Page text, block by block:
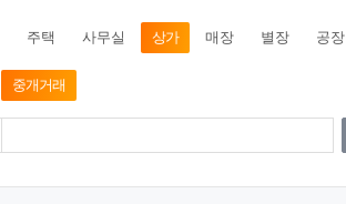
주택 사무실 상가 매장 별장 공장
중개거래